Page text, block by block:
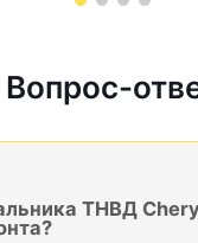
Вопрос-
ТНВД